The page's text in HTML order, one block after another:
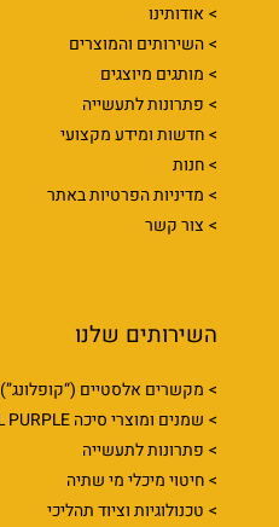
אודותינו
השירותים והמוצרים
מותגים מיוצגים
פתרונות לתעשייה
חדשות ומידע מקצועי
חנות
מדיניות הפרטיות באתר
צור קשר
השירותים שלנו
מקשרים אלסטיים (“קופלונג”)
שמנים ומוצרי סיכה ROYAL PURPLE
פתרונות לתעשייה
חיטוי מיכלי מי שתיה
טכנולוגיות וציוד תהליכי